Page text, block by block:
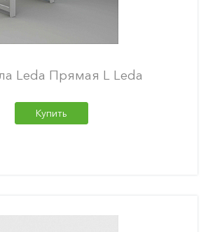
Leda Прямая L Leda
Купить